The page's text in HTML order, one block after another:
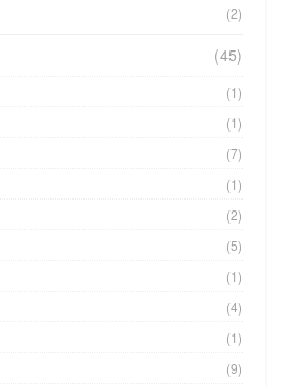
(2)
(45)
(1)
(1)
(7)
(1)
(2)
(5)
(1)
(4)
(1)
(9)